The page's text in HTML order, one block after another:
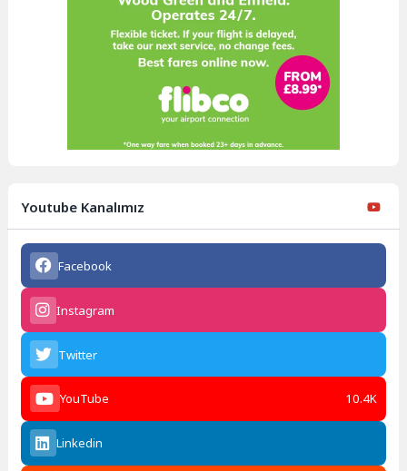
Youtube Kanalımız
Facebook
Instagram
Twitter
YouTube 10.4K
Linkedin